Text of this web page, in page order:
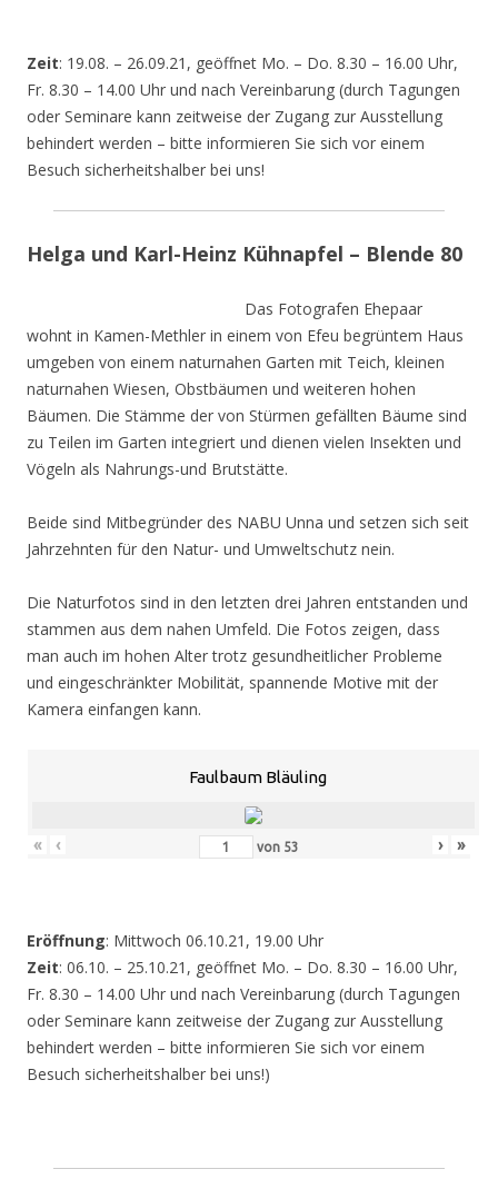
Zeit: 19.08. – 26.09.21, geöffnet Mo. – Do. 8.30 – 16.00 Uhr,
Fr. 8.30 – 14.00 Uhr und nach Vereinbarung (durch Tagungen
oder Seminare kann zeitweise der Zugang zur Ausstellung
behindert werden – bitte informieren Sie sich vor einem
Besuch sicherheitshalber bei uns!
Helga und Karl-Heinz Kühnapfel – Blende 80
Das Fotografen Ehepaar
wohnt in Kamen-Methler in einem von Efeu begrüntem Haus
umgeben von einem naturnahen Garten mit Teich, kleinen
naturnahen Wiesen, Obstbäumen und weiteren hohen
Bäumen. Die Stämme der von Stürmen gefällten Bäume sind
zu Teilen im Garten integriert und dienen vielen Insekten und
Vögeln als Nahrungs-und Brutstätte.
Beide sind Mitbegründer des NABU Unna und setzen sich seit
Jahrzehnten für den Natur- und Umweltschutz nein.
Die Naturfotos sind in den letzten drei Jahren entstanden und
stammen aus dem nahen Umfeld. Die Fotos zeigen, dass
man auch im hohen Alter trotz gesundheitlicher Probleme
und eingeschränkter Mobilität, spannende Motive mit der
Kamera einfangen kann.
Faulbaum Bläuling
« ‹ von 53 › »
Eröffnung: Mittwoch 06.10.21, 19.00 Uhr
Zeit: 06.10. – 25.10.21, geöffnet Mo. – Do. 8.30 – 16.00 Uhr,
Fr. 8.30 – 14.00 Uhr und nach Vereinbarung (durch Tagungen
oder Seminare kann zeitweise der Zugang zur Ausstellung
behindert werden – bitte informieren Sie sich vor einem
Besuch sicherheitshalber bei uns!)